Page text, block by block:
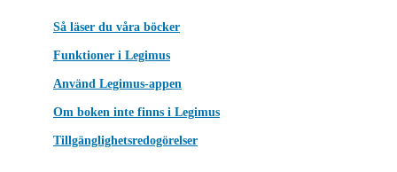
Så läser du våra böcker
Funktioner i Legimus
Använd Legimus-appen
Om boken inte finns i Legimus
Tillgänglighetsredogörelser